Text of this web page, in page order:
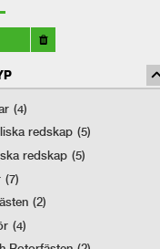
(4)
redskap (5)
redskap (5)
(7)
(2)
(4)